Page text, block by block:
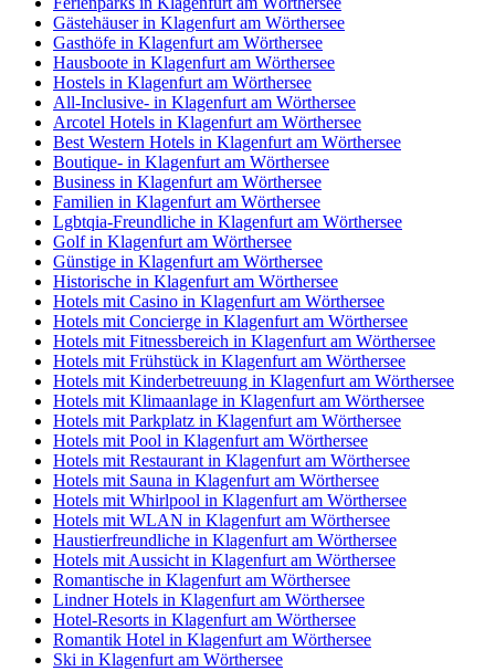
Gästehäuser in Klagenfurt am Wörthersee
Gasthöfe in Klagenfurt am Wörthersee
Hausboote in Klagenfurt am Wörthersee
Hostels in Klagenfurt am Wörthersee
All-Inclusive- in Klagenfurt am Wörthersee
Arcotel Hotels in Klagenfurt am Wörthersee
Best Western Hotels in Klagenfurt am Wörthersee
Boutique- in Klagenfurt am Wörthersee
Business in Klagenfurt am Wörthersee
Familien in Klagenfurt am Wörthersee
Lgbtqia-Freundliche in Klagenfurt am Wörthersee
Golf in Klagenfurt am Wörthersee
Günstige in Klagenfurt am Wörthersee
Historische in Klagenfurt am Wörthersee
Hotels mit Casino in Klagenfurt am Wörthersee
Hotels mit Concierge in Klagenfurt am Wörthersee
Hotels mit Fitnessbereich in Klagenfurt am Wörthersee
Hotels mit Frühstück in Klagenfurt am Wörthersee
Hotels mit Kinderbetreuung in Klagenfurt am Wörthersee
Hotels mit Klimaanlage in Klagenfurt am Wörthersee
Hotels mit Parkplatz in Klagenfurt am Wörthersee
Hotels mit Pool in Klagenfurt am Wörthersee
Hotels mit Restaurant in Klagenfurt am Wörthersee
Hotels mit Sauna in Klagenfurt am Wörthersee
Hotels mit Whirlpool in Klagenfurt am Wörthersee
Hotels mit WLAN in Klagenfurt am Wörthersee
Haustierfreundliche in Klagenfurt am Wörthersee
Hotels mit Aussicht in Klagenfurt am Wörthersee
Romantische in Klagenfurt am Wörthersee
Lindner Hotels in Klagenfurt am Wörthersee
Hotel-Resorts in Klagenfurt am Wörthersee
Romantik Hotel in Klagenfurt am Wörthersee
Ski in Klagenfurt am Wörthersee